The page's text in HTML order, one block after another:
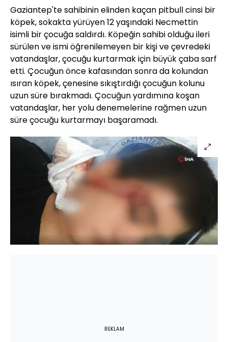
Gaziantep'te sahibinin elinden kaçan pitbull cinsi bir
köpek, sokakta yürüyen 12 yaşındaki Necmettin
isimli bir çocuğa saldırdı. Köpeğin sahibi olduğu ileri
sürülen ve ismi öğrenilemeyen bir kişi ve çevredeki
vatandaşlar, çocuğu kurtarmak için büyük çaba sarf
etti. Çocuğun önce kafasından sonra da kolundan
ısıran köpek, çenesine sıkıştırdığı çocuğun kolunu
uzun süre bırakmadı. Çocuğun yardımına koşan
vatandaşlar, her yolu denemelerine rağmen uzun
süre çocuğu kurtarmayı başaramadı.
REKLAM